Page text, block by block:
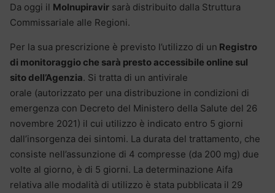
Da oggi il Molnupiravir sarà distribuito dalla Struttura
Commissariale alle Regioni.
Per la sua prescrizione è previsto l’utilizzo di un Registro
di monitoraggio che sarà presto accessibile online sul
sito dell’Agenzia. Si tratta di un antivirale
orale (autorizzato per una distribuzione in condizioni di
emergenza con Decreto del Ministero della Salute del 26
novembre 2021) il cui utilizzo è indicato entro 5 giorni
dall’insorgenza dei sintomi. La durata del trattamento, che
consiste nell’assunzione di 4 compresse (da 200 mg) due
volte al giorno, è di 5 giorni. La determinazione Aifa
relativa alle modalità di utilizzo è stata pubblicata il 29